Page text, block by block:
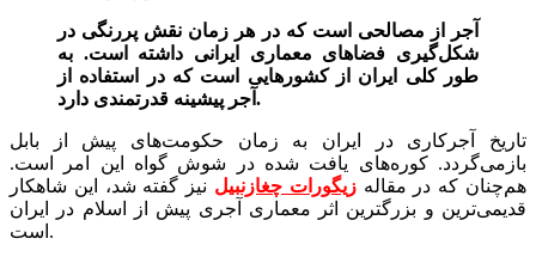
آجر از مصالحی است که در هر زمان نقش پررنگی در
شکل‌گیری فضاهای معماری ایرانی داشته است. به
طور کلی ایران از کشورهایی است که در استفاده از
آجر پیشینه قدرتمندی دارد.
تاریخ آجرکاری در ایران به زمان حکومت‌های پیش از بابل
بازمی‌گردد. کوره‌های یافت شده در شوش گواه این امر است.
هم‌چنان که در مقالهزیگورات چغازنبیل نیز گفته شد، این شاهکار
قدیمی‌ترین و بزرگترین اثر معماری آجری پیش از اسلام در ایران
است.